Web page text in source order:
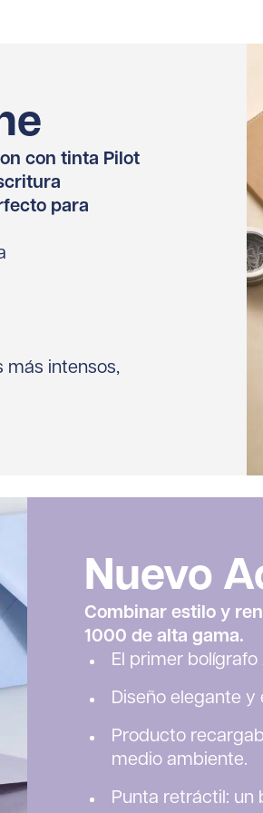
con tinta Pilot
para
más intensos,
Nuevo
Combinar estilo y
1000 de alta gama.
El primer
Diseño elegante y
Producto
medio ambiente.
Punta retráctil: un